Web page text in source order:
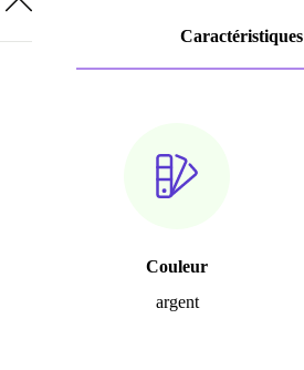
Caractéristiques
Couleur
argent